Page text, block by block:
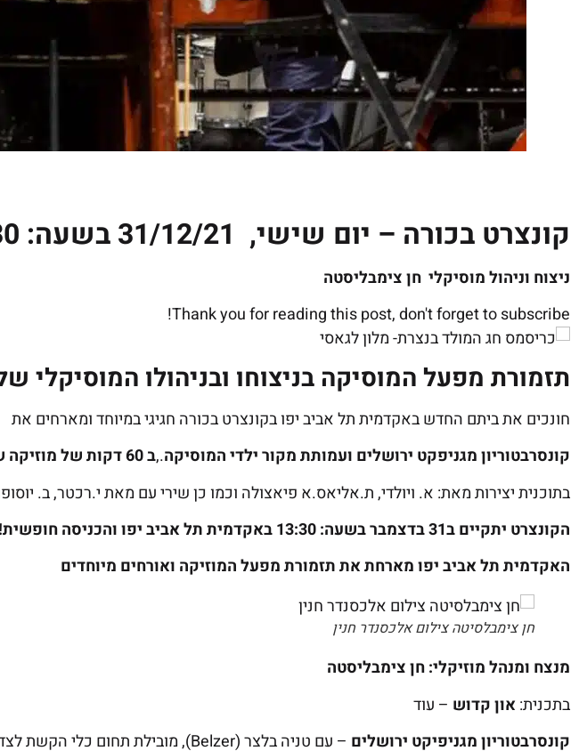
קונצרט בכורה – יום שישי, 31/12/21 בשעה: 13:30
ניצוח וניהול מוסיקלי חן צימבליסטה
Thank you for reading this post, don't forget to subscribe!
תזמורת מפעל המוסיקה בניצוחו ובניהולו המוסיקלי
חונכים את ביתם החדש באקדמית תל אביב יפו בקונצרט בכורה חגיגי במיוחד ומארחים את
קונסרבטוריון מגניפקט ירושלים ועמותת מקור ילדי המוסיקה.,ב 60 דקות של מוזיקה שמימיית מן הארץ והעולם.
בתוכנית יצירות מאת: א. ויולדי, ת.אליאס.א פיאצולה וכמו כן שירי עם מאת י.רכטר, ב.
הקונצרט יתקיים ב31 בדצמבר בשעה:
13:30 באקדמית תל אביב יפו והכניסה חופשית! פשוט להגיע!
האקדמית תל אביב יפו מארחת אתתזמורת מפעל המוזיקה ואורחים מיוחדים
חן צימבלסיטה צילום אלכסנדר חנין
מנצח ומנהל מוזיקלי: חן צימבליסטה
בתכנית:און קדוש – עוד
קונסרבטוריון מגניפיקט ירושלים